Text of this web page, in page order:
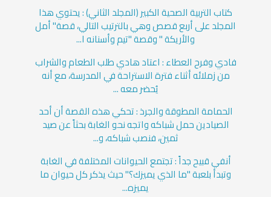
كتاب التربية الصحية الكبير (المجلد الثاني) : يحتوي هذا
المجلد على أربع قصص وهي بالترتيب التالي، قصة" أمل
والأريكة " وقصة "تيم وأسنانه ا...
فادي وفرح العطاء : اعتاد هادي طلب الطعام والشراب
من زملائه أثناء فترة الاستراحة في المدرسة، مع أنه
يُحضر معه ...
الحمامة المطوقة والجرذ : تحكي هذه القصة أن أحد
الصيادين حمل شباكه واتجه نحو الغابة بحثاً عن صيد
ثمين، فنصب شباكه، و...
أنفي قبيح جداً : تجتمع الحيوانات المختلفة في الغابة
وتبدأ بلعبة "ما الذي يميزك؟" حيث يذكر كل حيوان ما
يميزه...